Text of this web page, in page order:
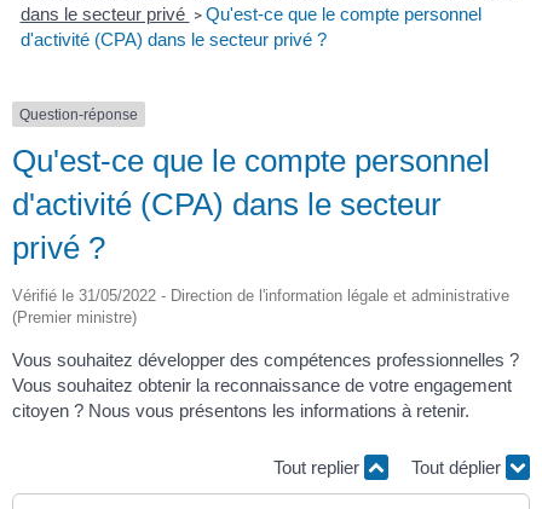
dans le secteur privé > Qu'est-ce que le compte personnel
d'activité (CPA) dans le secteur privé ?
Question-réponse
Qu'est-ce que le compte personnel
d'activité (CPA) dans le secteur
privé ?
Vérifié le 31/05/2022 - Direction de l'information légale et administrative
(Premier ministre)
Vous souhaitez développer des compétences professionnelles ?
Vous souhaitez obtenir la reconnaissance de votre engagement
citoyen ? Nous vous présentons les informations à retenir.
Tout replier Tout déplier